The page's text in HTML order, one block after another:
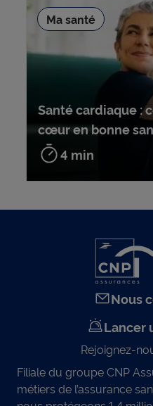
Santé cardiaque :
cœur en bonne
4 min
Ma santé
Nous
Lancer
Rejoignez-
Filiale du groupe CNP
métiers de l’assurance